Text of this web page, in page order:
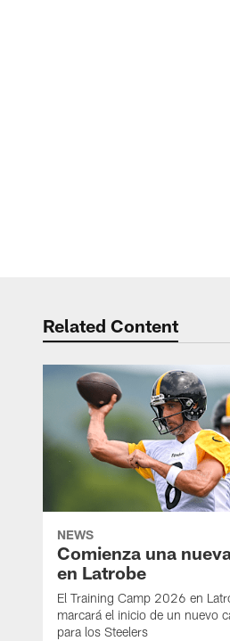
Related Content
NEWS
Comienza una
en Latrobe
El Training Camp 2026 en
marcará el inicio de un nuevo
para los Steelers